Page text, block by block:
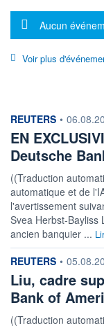
OUVERTURE
138,220
139,260
VOLUME
4 055 544
VALORISATION
229 541 MUSD
BAISSE
69,475
ESTIMÉ 2026
Message
Aucun
Voir plus
information fournie
REUTERS •
EN
Deutsche
((Traduction
automatique et de
l'avertissement
Svea Herbst-Bayliss
ancien banquier ...
information fournie
REUTERS •
Liu, cadre
Bank of
((Traduction